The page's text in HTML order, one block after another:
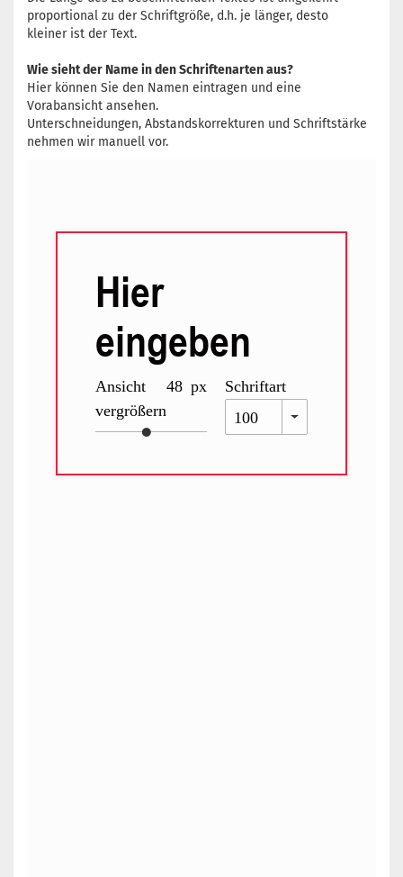
proportional zu der Schriftgröße, d.h. je länger, desto
kleiner ist der Text.
Wie sieht der Name in den Schriftenarten aus?
Hier können Sie den Namen eintragen und eine
Vorabansicht ansehen.
Unterschneidungen, Abstandskorrekturen und Schriftstärke
nehmen wir manuell vor.